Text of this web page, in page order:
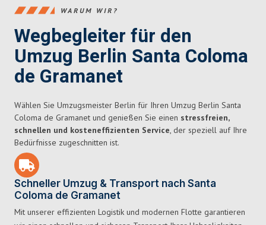
WARUM WIR?
Wegbegleiter für den
Umzug Berlin Santa Coloma
de Gramanet
Wählen Sie Umzugsmeister Berlin für Ihren Umzug Berlin Santa
Coloma de Gramanet und genießen Sie einen stressfreien,
schnellen und kosteneffizienten Service, der speziell auf Ihre
Bedürfnisse zugeschnitten ist.
Schneller Umzug & Transport nach Santa
Coloma de Gramanet
Mit unserer effizienten Logistik und modernen Flotte garantieren